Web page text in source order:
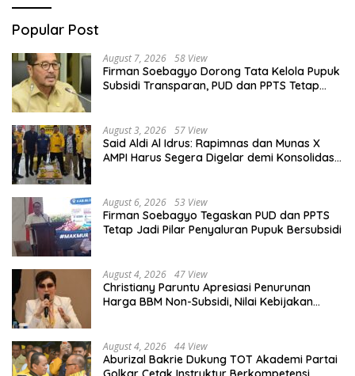
Popular Post
August 7, 2026 58 View
Firman Soebagyo Dorong Tata Kelola Pupuk
Subsidi Transparan, PUD dan PPTS Tetap
August 3, 2026 57 View
Said Aldi Al Idrus: Rapimnas dan Munas X
AMPI Harus Segera Digelar demi Konsolidasi
August 6, 2026 53 View
Firman Soebagyo Tegaskan PUD dan PPTS
Tetap Jadi Pilar Penyaluran Pupuk Bersubsidi
August 4, 2026 47 View
Christiany Paruntu Apresiasi Penurunan
Harga BBM Non-Subsidi, Nilai Kebijakan
August 4, 2026 44 View
Aburizal Bakrie Dukung TOT Akademi Partai